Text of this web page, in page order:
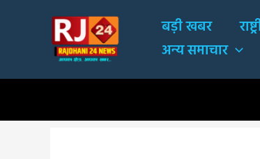
बड़ी खबर
अन्य समाचार